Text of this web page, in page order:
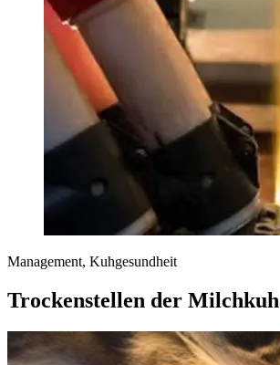
Management, Kuhgesundheit
Trockenstellen der Milchkuh